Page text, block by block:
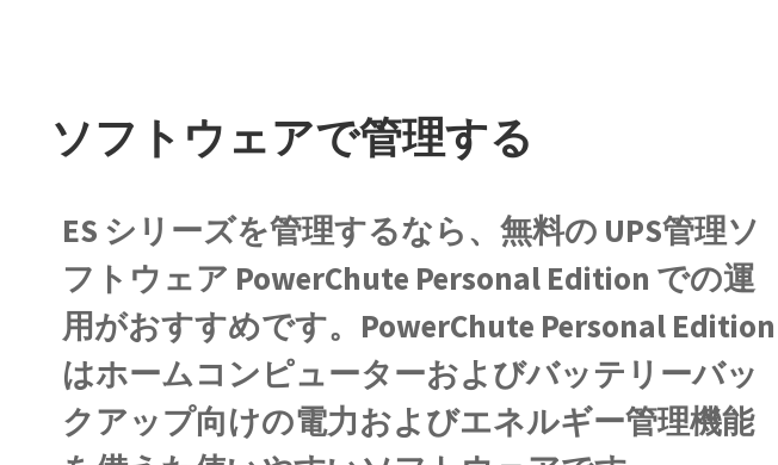
ソフトウェアで管理する
ES シリーズを管理するなら、無料の UPS管理ソ
フトウェア PowerChute Personal Edition での運
用がおすすめです。PowerChute Personal Edition
はホームコンピューターおよびバッテリーバッ
クアップ向けの電力およびエネルギー管理機能